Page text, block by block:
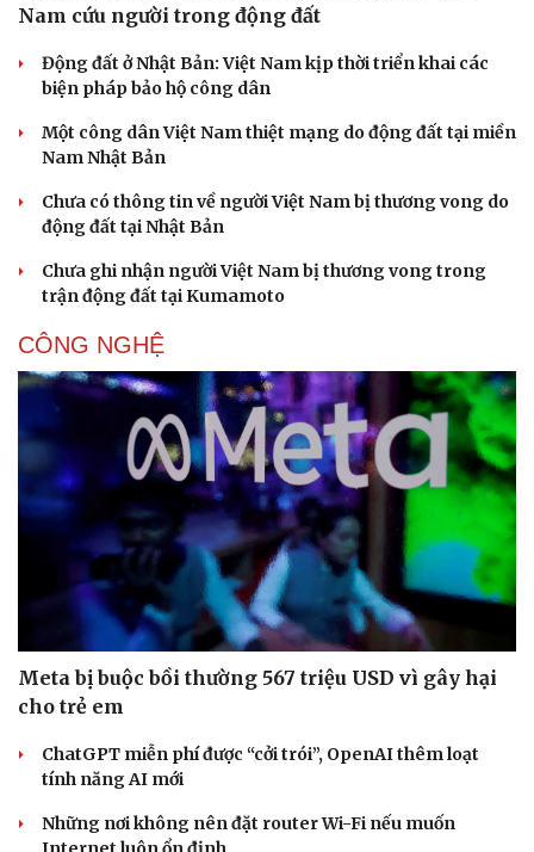
Doanh nghiệp
Thông tin doanh nghiệp
Doanh nghiệp 24h
Doanh nhân
Vì cộng đồng
Công nghệ
Chuyển đổi số
Nam cứu người trong động đất
Động đất ở Nhật Bản: Việt Nam kịp thời triển khai các
biện pháp bảo hộ công dân
Một công dân Việt Nam thiệt mạng do động đất tại miền
Nam Nhật Bản
Chưa có thông tin về người Việt Nam bị thương vong do
động đất tại Nhật Bản
Chưa ghi nhận người Việt Nam bị thương vong trong
trận động đất tại Kumamoto
CÔNG NGHỆ
Meta bị buộc bồi thường 567 triệu USD vì gây hại
cho trẻ em
ChatGPT miễn phí được “cởi trói”, OpenAI thêm loạt
tính năng AI mới
Những nơi không nên đặt router Wi-Fi nếu muốn